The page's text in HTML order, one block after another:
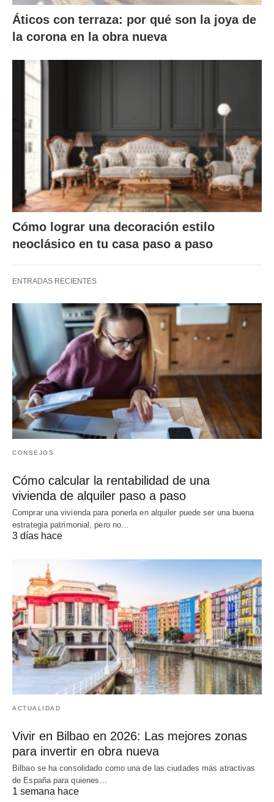
Áticos con terraza: por qué son la joya de
la corona en la obra nueva
Cómo lograr una decoración estilo
neoclásico en tu casa paso a paso
ENTRADAS RECIENTES
CONSEJOS
Cómo calcular la rentabilidad de una
vivienda de alquiler paso a paso
Comprar una vivienda para ponerla en alquiler puede ser una buena
estrategia patrimonial, pero no…
3 días hace
ACTUALIDAD
Vivir en Bilbao en 2026: Las mejores zonas
para invertir en obra nueva
Bilbao se ha consolidado como una de las ciudades más atractivas
de España para quienes…
1 semana hace